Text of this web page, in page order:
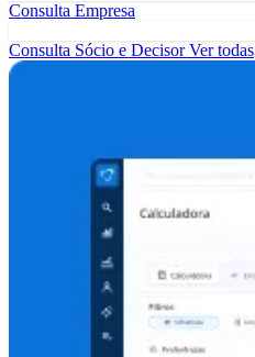
Consulta Empresa
Consulta Sócio e DecisorVer todas